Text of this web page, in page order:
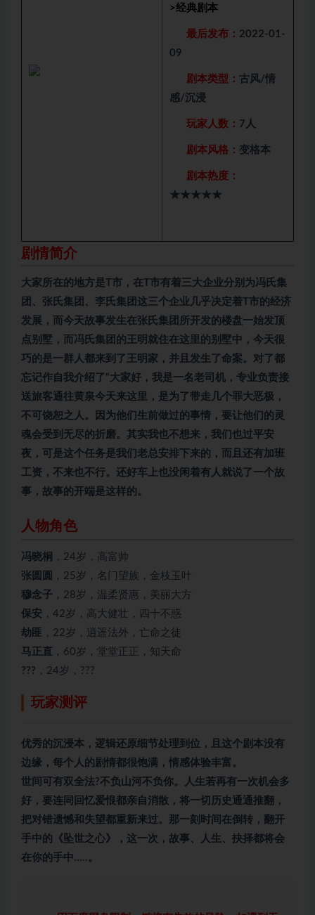
>经典剧本
最后发布： 2022-01-
09
剧本类型： 古风/情
感/沉浸
玩家人数： 7人
剧本风格： 变格本
剧本热度：
★★★★★
剧情简介
大家所在的地方是T市，在T市有着三大企业分别为冯氏集
团、张氏集团、李氏集团这三个企业几乎决定着T市的经济
发展，而今天故事发生在张氏集团所开发的楼盘一始发顶
点别墅，而冯氏集团的王明就住在这里的别墅中，今天很
巧的是一群人都来到了王明家，并且发生了命案。对了都
忘记作自我介绍了“大家好，我是一名老司机，专业负责接
送旅客通往黄泉今天来这里，是为了带走几个罪大恶极，
不可饶恕之人。因为他们生前做过的事情，要让他们的灵
魂会受到无尽的折磨。其实我也不想来，我们也过平安
夜，可是这个任务是我们老总安排下来的，而且还有加班
工资，不来也不行。还好车上也没闲着有人就说了一个故
事，故事的开端是这样的。
人物角色
冯晓桐 ，24岁，高富帅
张圆圆
，25岁，名门望族，金枝玉叶
穆念子 ，28岁，温柔贤惠，美丽大方
保安 ，42岁，高大健壮，四十不惑
劫匪 ，22岁，逍遥法外，亡命之徒
马正直
，60岁，堂堂正正，知天命
??? ，24岁，???
玩家测评
优秀的 沉浸本 ，逻辑还原细节处理到位，且这个剧本没有
边缘，每个人的剧情都很饱满，情感体验丰富。
世间可有双全法?不负山河不负你。人生若再有一次机会多
好，要连同回忆爱恨都亲自消散，将一切历史通通推翻，
把对错遗憾和失望都重新来过。那一刻时间在倒转，翻开
手中的《坠世之心》，这一次，故事、人生、抉择都将会
在你的手中.….。